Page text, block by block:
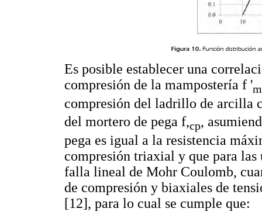
Es posible establecer una
compresión de la mampostería f 'm
compresión del ladrillo de arcilla
del mortero de pega f,cp,
pega es igual a la resistencia
compresión triaxial y que para
falla lineal de Mohr Coulomb,
de compresión y biaxiales de
[12], para lo cual se cumple que: